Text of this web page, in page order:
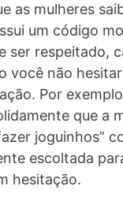
as mulheres
um código
ser respeitado,
você não
Por
que a
joguinhos”
escoltada
hesitação.